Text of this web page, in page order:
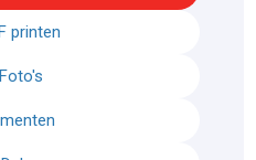
printen
Foto's